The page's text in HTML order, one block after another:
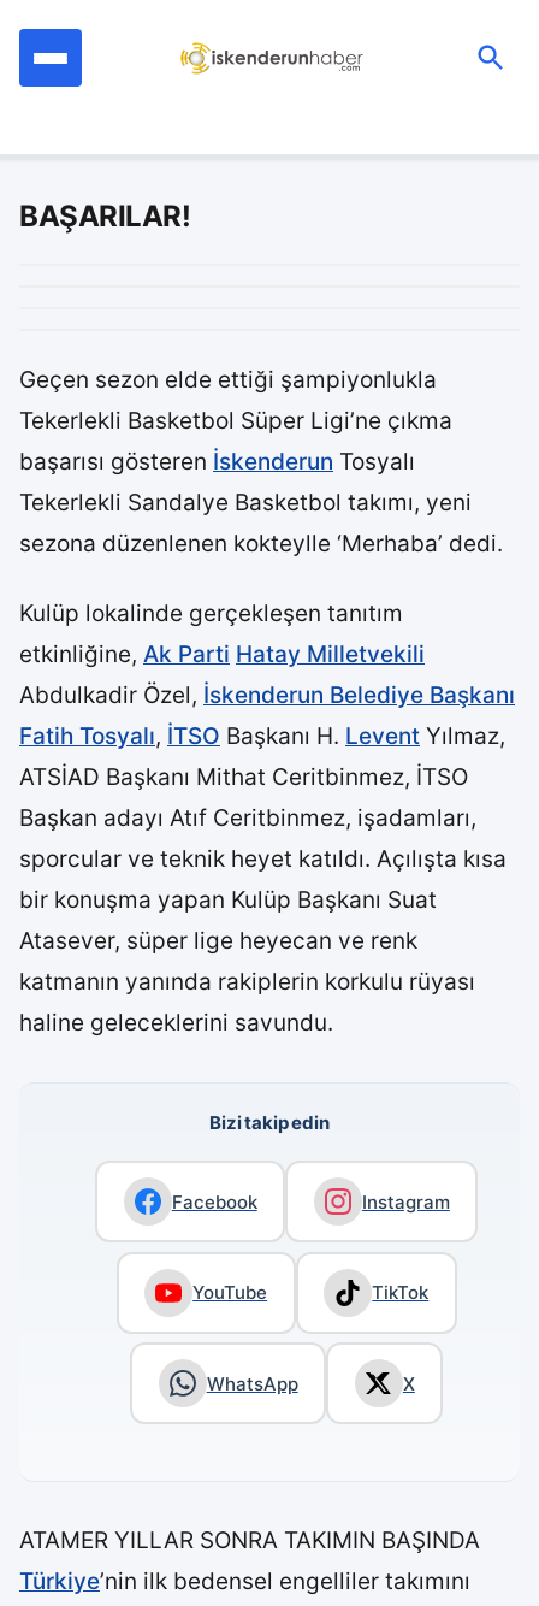
BAŞARILAR!
Geçen sezon elde ettiği şampiyonlukla
Tekerlekli Basketbol Süper Ligi’ne çıkma
başarısı gösteren İskenderun Tosyalı
Tekerlekli Sandalye Basketbol takımı, yeni
sezona düzenlenen kokteylle ‘Merhaba’ dedi.
Kulüp lokalinde gerçekleşen tanıtım
etkinliğine, Ak Parti Hatay Milletvekili
Abdulkadir Özel, İskenderun Belediye Başkanı
Fatih Tosyalı, İTSO Başkanı H. Levent Yılmaz,
ATSİAD Başkanı Mithat Ceritbinmez, İTSO
Başkan adayı Atıf Ceritbinmez, işadamları,
sporcular ve teknik heyet katıldı. Açılışta kısa
bir konuşma yapan Kulüp Başkanı Suat
Atasever, süper lige heyecan ve renk
katmanın yanında rakiplerin korkulu rüyası
haline geleceklerini savundu.
Bizi takip edin
Facebook Instagram
YouTube TikTok
WhatsApp X
ATAMER YILLAR SONRA TAKIMIN BAŞINDA
Türkiye’nin ilk bedensel engelliler takımını